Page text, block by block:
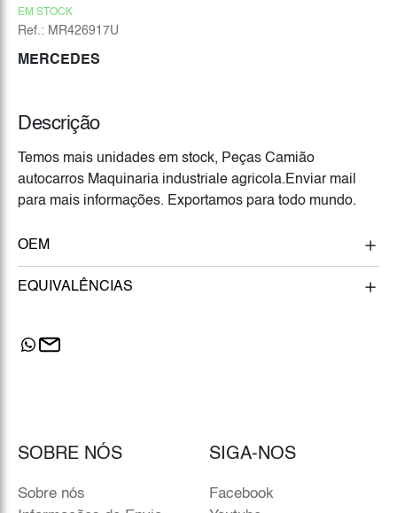
EM STOCK
Ref.: MR426917U
MERCEDES
Descrição
Temos mais unidades em stock, Peças Camião
autocarros Maquinaria industriale agricola.Enviar mail
para mais informações. Exportamos para todo mundo.
OEM
EQUIVALÊNCIAS
SOBRE NÓS
Sobre nós
SIGA-NOS
Facebook